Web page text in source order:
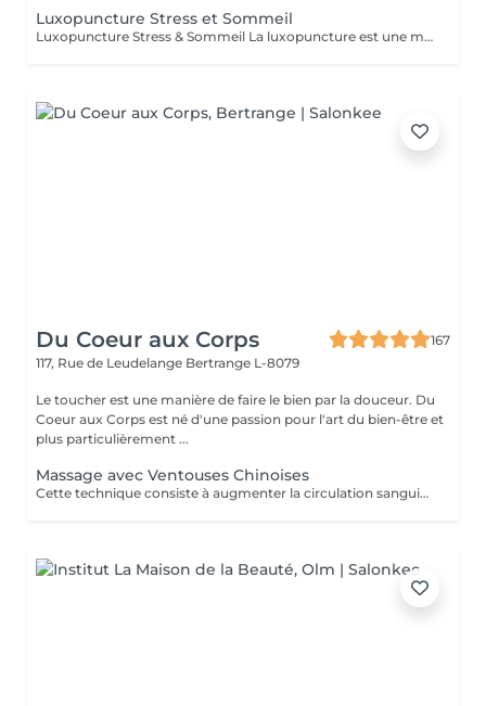
Luxopuncture Stress et Sommeil
Luxopuncture Stress & Sommeil La luxopuncture est une méthode douce et non invasive qui aide à apaiser le système nerveux, réduire le stress et améliorer la qualité du sommeil. Elle se pratique à l'aide d'un stylo à infrarouge qui stimule des points réflexes du corps, sans aiguille et en toute douceur. Chaque séance est adaptée à vos besoins afin de favoriser un relâchement profond et un apaisement durable. Un accompagnement naturel pour retrouver calme, sérénité et un sommeil réparateur.
Du Coeur aux Corps
167
117, Rue de Leudelange Bertrange L-8079
Le toucher est une manière de faire le bien par la douceur. Du
Coeur aux Corps est né d'une passion pour l'art du bien-être et
plus particulièrement ...
Massage avec Ventouses Chinoises
Cette technique consiste à augmenter la circulation sanguine. L'objectif est de créer un effet de succion qui favorisera la décongestion des tissus, l'évacuation des toxines et la mobilité des tissus. Prioritairement, cette pratique s'effectue sur le dos.